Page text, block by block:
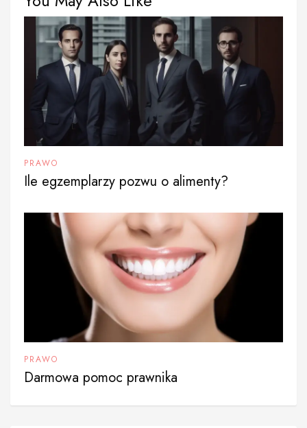
PRAWO
Ile egzemplarzy pozwu o alimenty?
PRAWO
Darmowa pomoc prawnika